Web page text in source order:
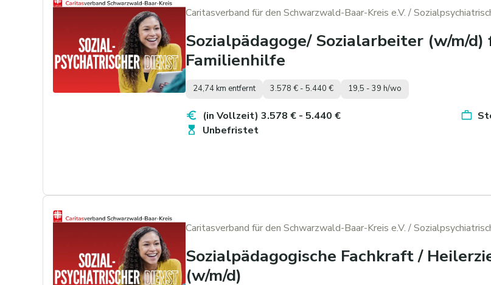
Caritasverband für den Schwarzwald-Baar-Kreis e.V./
Sozialpädagoge/ Sozialarbeiter (w/m/
Familienhilfe
24,74 km entfernt 3.578 € - 5.440 € 19,5 - 39 h/wo
(in Vollzeit) 3.578 € - 5.440 €
Unbefristet
Caritasverband für den Schwarzwald-Baar-Kreis e.V./
Sozialpädagogische Fachkraft /
(w/m/d)